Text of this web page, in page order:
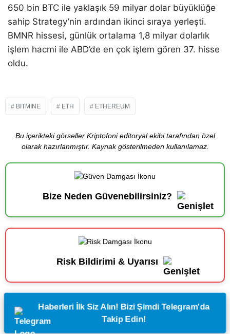
650 bin BTC ile yaklaşık 59 milyar dolar büyüklüğe
sahip Strategy’nin ardından ikinci sıraya yerleşti.
BMNR hissesi, günlük ortalama 1,8 milyar dolarlık
işlem hacmi ile ABD’de en çok işlem gören 37. hisse
oldu.
BITMINE ETH ETHEREUM
Bu içerikteki görseller Kriptofoni editoryal ekibi tarafından özel
olarak hazırlanmıştır. Kaynak gösterilmeden kullanılamaz.
Bize Neden Güvenebilirsiniz?
Risk Bildirimi & Uyarısı
Haberleri İlk Siz Alın! Bizi Şimdi Telegram'da
Takip Edin!